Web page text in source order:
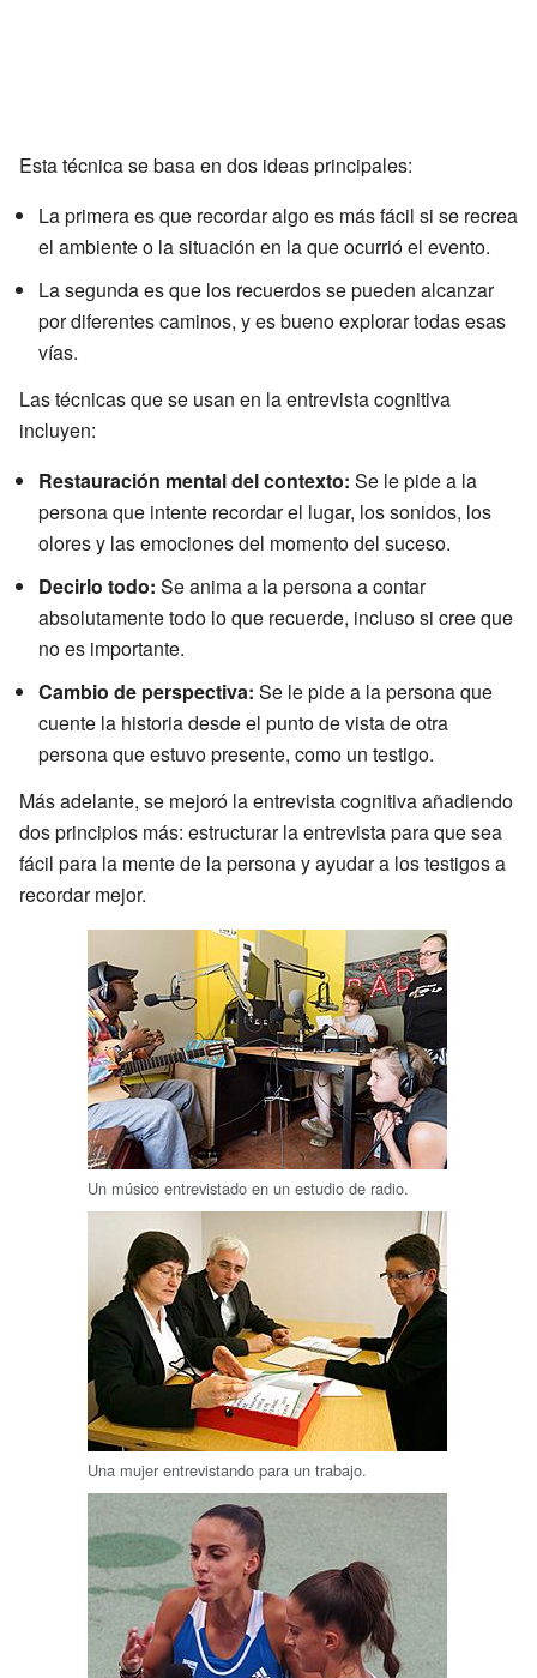
Esta técnica se basa en dos ideas principales:
La primera es que recordar algo es más fácil si se recrea
el ambiente o la situación en la que ocurrió el evento.
La segunda es que los recuerdos se pueden alcanzar
por diferentes caminos, y es bueno explorar todas esas
vías.
Las técnicas que se usan en la entrevista cognitiva
incluyen:
Restauración mental del contexto: Se le pide a la
persona que intente recordar el lugar, los sonidos, los
olores y las emociones del momento del suceso.
Decirlo todo: Se anima a la persona a contar
absolutamente todo lo que recuerde, incluso si cree que
no es importante.
Cambio de perspectiva: Se le pide a la persona que
cuente la historia desde el punto de vista de otra
persona que estuvo presente, como un testigo.
Más adelante, se mejoró la entrevista cognitiva añadiendo
dos principios más: estructurar la entrevista para que sea
fácil para la mente de la persona y ayudar a los testigos a
recordar mejor.
Un músico entrevistado en un estudio de radio.
Una mujer entrevistando para un trabajo.